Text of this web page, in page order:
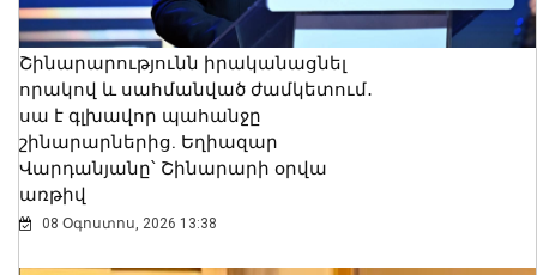
Շինարարությունն իրականացնել
որակով և սահմանված ժամկետում․
սա է գլխավոր պահանջը
շինարարներից. Եղիազար
Վարդանյանը՝ Շինարարի օրվա
առթիվ
08 Օգոստոս, 2026 13:38